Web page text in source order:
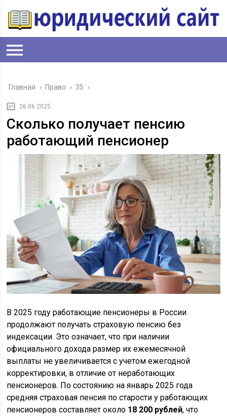
Главная › Право › 35 ›
26.06.2025
Сколько получает пенсию
работающий пенсионер
В 2025 году работающие пенсионеры в России
продолжают получать страховую пенсию без
индексации. Это означает, что при наличии
официального дохода размер их ежемесячной
выплаты не увеличивается с учетом ежегодной
корректировки, в отличие от неработающих
пенсионеров. По состоянию на январь 2025 года
средняя страховая пенсия по старости у работающих
пенсионеров составляет около 18 200 рублей, что